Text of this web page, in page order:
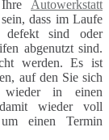
Autowerkstatt
dass im Laufe
defekt sind oder
abgenutzt sind.
werden. Es ist
auf den Sie sich
in einen
wieder voll
einen Termin